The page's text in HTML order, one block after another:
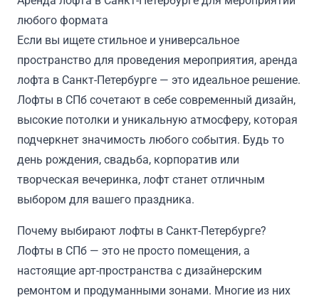
любого формата
Если вы ищете стильное и универсальное
пространство для проведения мероприятия, аренда
лофта в Санкт-Петербурге — это идеальное решение.
Лофты в СПб сочетают в себе современный дизайн,
высокие потолки и уникальную атмосферу, которая
подчеркнет значимость любого события. Будь то
день рождения, свадьба, корпоратив или
творческая вечеринка, лофт станет отличным
выбором для вашего праздника.
Почему выбирают лофты в Санкт-Петербурге?
Лофты в СПб — это не просто помещения, а
настоящие арт-пространства с дизайнерским
ремонтом и продуманными зонами. Многие из них